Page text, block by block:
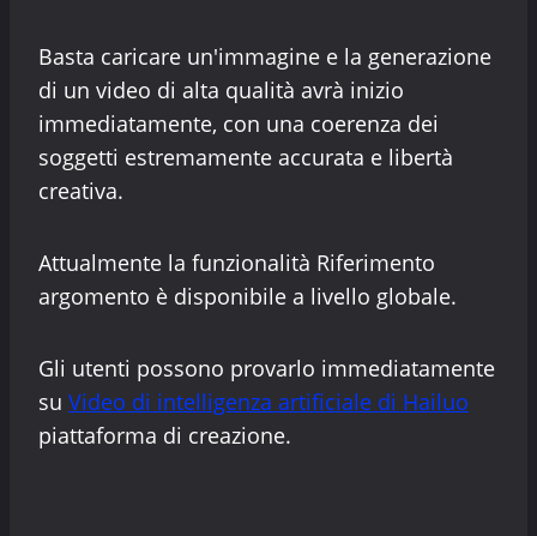
Basta caricare un'immagine e la generazione
di un video di alta qualità avrà inizio
immediatamente, con una coerenza dei
soggetti estremamente accurata e libertà
creativa.
Attualmente la funzionalità Riferimento
argomento è disponibile a livello globale.
Gli utenti possono provarlo immediatamente
su Video di intelligenza artificiale di Hailuo
piattaforma di creazione.